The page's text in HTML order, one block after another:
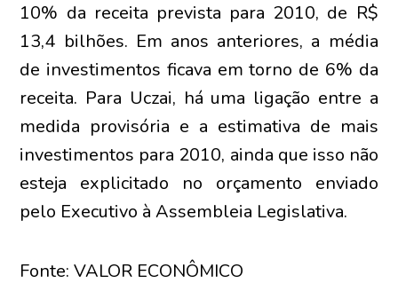
10% da receita prevista para 2010, de R$
13,4 bilhões. Em anos anteriores, a média
de investimentos ficava em torno de 6% da
receita. Para Uczai, há uma ligação entre a
medida provisória e a estimativa de mais
investimentos para 2010, ainda que isso não
esteja explicitado no orçamento enviado
pelo Executivo à Assembleia Legislativa.
Fonte: VALOR ECONÔMICO